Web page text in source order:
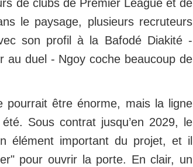
de clubs de Premier League et de
le paysage, plusieurs recruteurs
son profil à la Bafodé Diakité -
au duel - Ngoy coche beaucoup de
pourrait être énorme, mais la ligne
Sous contrat jusqu’en 2029, le
élément important du projet, et il
pour ouvrir la porte. En clair, un